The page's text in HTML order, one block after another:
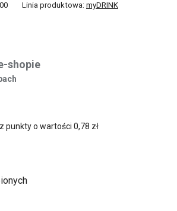
Linia produktowa: myDRINK
shopie
punkty o wartości 0,78 zł